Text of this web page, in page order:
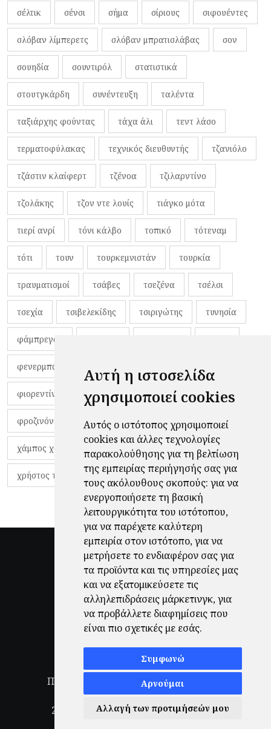
Αυτή η ιστοσελίδα
χρησιμοποιεί cookies
Αυτός ο ιστότοπος χρησιμοποιεί
cookies και άλλες τεχνολογίες
παρακολούθησης για τη βελτίωση
της εμπειρίας περιήγησής σας για
τους ακόλουθους σκοπούς: για να
ενεργοποιήσετε τη βασική
λειτουργικότητα του ιστότοπου,
για να παρέχετε καλύτερη
εμπειρία στον ιστότοπο,για να
μετρήσετε το ενδιαφέρον σας για
τα προϊόντα και τις υπηρεσίες μας
και να εξατομικεύσετε τις
αλληλεπιδράσεις μάρκετινγκ,για
να προβάλλετε διαφημίσεις που
είναι πιο σχετικές με εσάς.
Συμφωνώ
Αρνούμαι
Αλλαγή των προτιμήσεών μου
σέλτικ σένσι σήμα σίριους σιφουέντες
σλόβαν λίμπερετς σλόβαν μπρατισλάβας σον
σουηδία σουντιρόλ στατιστικά
στουτγκάρδη συνέντευξη ταλέντα
ταξιάρχης φούντας τάχα άλι τεντ λάσο
τερματοφύλακας τεχνικός διευθυντής τζανιόλο
τζάστιν κλαίφερτ τζένοα τζιλαρντίνο
τζολάκης τζον ντε λουίς τιάγκο μότα
τιερί ανρί τόνι κάλβο τοπικό τότεναμ
τότι τουν τουρκεμνιστάν τουρκία
τραυματισμοί τσάβες τσεζένα τσέλσι
τσεχία τσιβελεκίδης τσιριγώτης τυνησία
φάμπρεγας
φενερμπαχτσέ φερνάντο τόρες φίλαθλοι
φιορεντίνα φιρμίνο φρανκ ντε μπουρ
φροζινόνε φωκικός χαβίτο
χάμπος χαραλάμπους χάρι πότερ
χρήστος τζόλης
Πολιτική Απορρήτου |Όροι Χρήσης
Ενημέρωση προτιμήσεων cookies
2026
© Finale.gr All Rights Reserved